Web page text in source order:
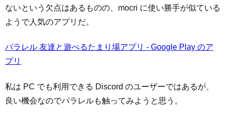
ないという欠点はあるものの、mocri に使い勝手が似ている
ようで人気のアプリだ。
パラレル 友達と遊べるたまり場アプリ - Google Play のア
プリ
私は PC でも利用できる Discord のユーザーではあるが、
良い機会なのでパラレルも触ってみようと思う。